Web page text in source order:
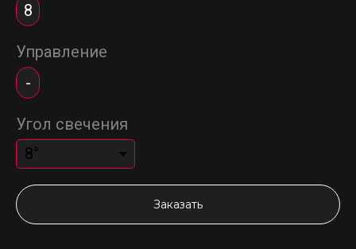
8
Управление
-
Угол свечения
Заказать